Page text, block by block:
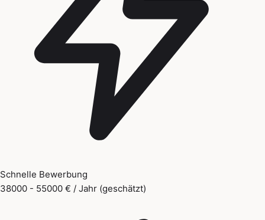
Schnelle Bewerbung
38000 - 55000 € / Jahr (geschätzt)